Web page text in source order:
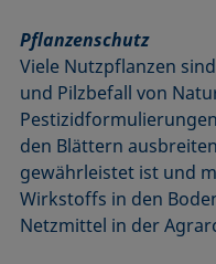
Pflanzenschutz
Viele Nutzpflanzen
und Pilzbefall von
den Blättern
gewährleistet ist und
Wirkstoffs in den
Netzmittel in der